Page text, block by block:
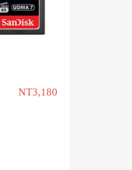
NT3,180